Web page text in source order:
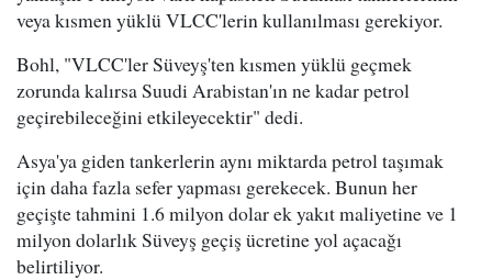
veya kısmen yüklü VLCC'lerin kullanılması gerekiyor.
Bohl, "VLCC'ler Süveyş'ten kısmen yüklü geçmek
zorunda kalırsa Suudi Arabistan'ın ne kadar petrol
geçirebileceğini etkileyecektir" dedi.
Asya'ya giden tankerlerin aynı miktarda petrol taşımak
için daha fazla sefer yapması gerekecek. Bunun her
geçişte tahmini 1.6 milyon dolar ek yakıt maliyetine ve 1
milyon dolarlık Süveyş geçiş ücretine yol açacağı
belirtiliyor.